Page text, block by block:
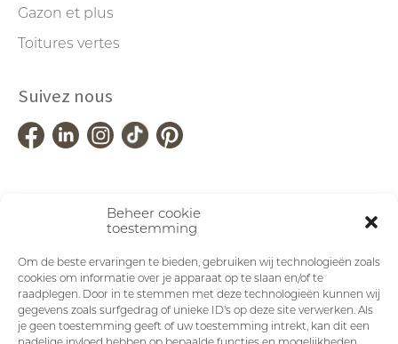
Beheer cookie
toestemming
Om de beste ervaringen te bieden, gebruiken wij technologieën zoals
cookies om informatie over je apparaat op te slaan en/of te
raadplegen. Door in te stemmen met deze technologieën kunnen wij
gegevens zoals surfgedrag of unieke ID's op deze site verwerken. Als
je geen toestemming geeft of uw toestemming intrekt, kan dit een
Gazon et plus
Toitures vertes
Suivez nous